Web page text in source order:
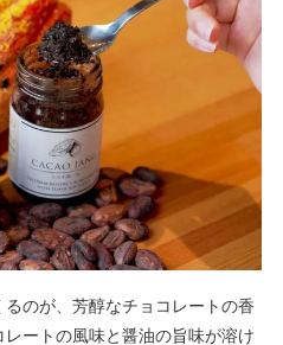
のが、芳醇なチョコレートの香
ートの風味と醤油の旨味が溶け